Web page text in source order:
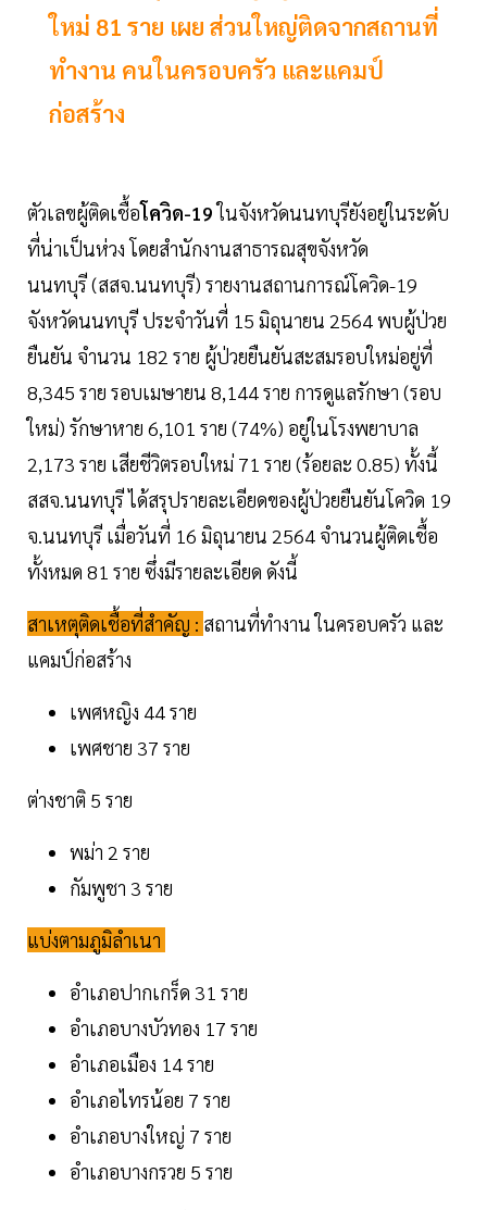
ใหม่ 81 ราย เผย ส่วนใหญ่ติดจากสถานที่
ทำงาน คนในครอบครัว และแคมป์
ก่อสร้าง
ตัวเลขผู้ติดเชื้อโควิด-19ในจังหวัดนนทบุรียังอยู่ในระดับ
ที่น่าเป็นห่วง โดยสำนักงานสาธารณสุขจังหวัด
นนทบุรี (สสจ.นนทบุรี) รายงานสถานการณ์โควิด-19
จังหวัดนนทบุรี ประจำวันที่ 15 มิถุนายน 2564 พบผู้ป่วย
ยืนยัน จำนวน 182 ราย ผู้ป่วยยืนยันสะสมรอบใหม่อยู่ที่
8,345 ราย รอบเมษายน 8,144 ราย การดูแลรักษา (รอบ
ใหม่) รักษาหาย 6,101 ราย (74%) อยู่ในโรงพยาบาล
2,173 ราย เสียชีวิตรอบใหม่ 71 ราย (ร้อยละ 0.85) ทั้งนี้
สสจ.นนทบุรี ได้สรุปรายละเอียดของผู้ป่วยยืนยันโควิด 19
จ.นนทบุรี เมื่อวันที่ 16 มิถุนายน 2564 จำนวนผู้ติดเชื้อ
ทั้งหมด 81 ราย ซึ่งมีรายละเอียด ดังนี้
สาเหตุติดเชื้อที่สำคัญ : สถานที่ทำงาน ในครอบครัว และ
แคมป์ก่อสร้าง
เพศหญิง 44 ราย
เพศชาย 37 ราย
ต่างชาติ 5 ราย
พม่า 2 ราย
กัมพูชา 3 ราย
แบ่งตามภูมิลำเนา
อำเภอปากเกร็ด 31 ราย
อำเภอบางบัวทอง 17 ราย
อำเภอเมือง 14 ราย
อำเภอไทรน้อย 7 ราย
อำเภอบางใหญ่ 7 ราย
อำเภอบางกรวย 5 ราย